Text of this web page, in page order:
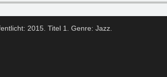
2015. Titel 1. Genre: Jazz.